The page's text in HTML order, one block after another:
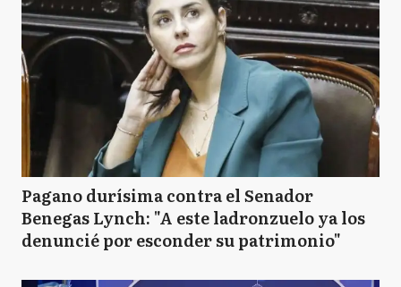
Pagano durísima contra el Senador
Benegas Lynch: "A este ladronzuelo ya los
denuncié por esconder su patrimonio"